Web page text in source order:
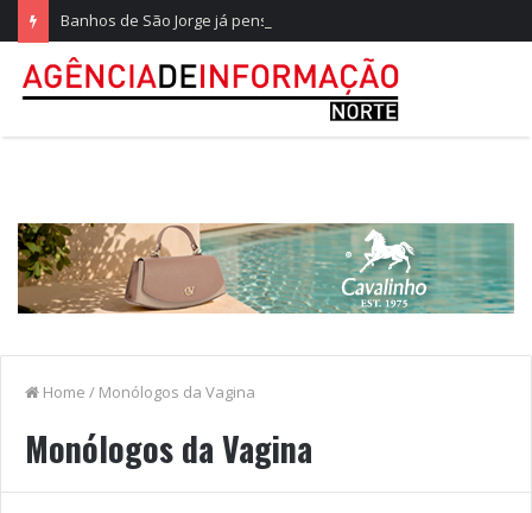
Home / Monólogos da Vagina
Monólogos da Vagina